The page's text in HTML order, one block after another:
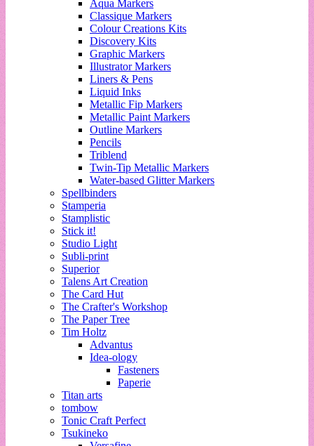
Aqua Markers
Classique Markers
Colour Creations Kits
Discovery Kits
Graphic Markers
Illustrator Markers
Liners & Pens
Liquid Inks
Metallic Fip Markers
Metallic Paint Markers
Outline Markers
Pencils
Triblend
Twin-Tip Metallic Markers
Water-based Glitter Markers
Spellbinders
Stamperia
Stamplistic
Stick it!
Studio Light
Subli-print
Superior
Talens Art Creation
The Card Hut
The Crafter's Workshop
The Paper Tree
Tim Holtz
Advantus
Idea-ology
Fasteners
Paperie
Titan arts
tombow
Tonic Craft Perfect
Tsukineko